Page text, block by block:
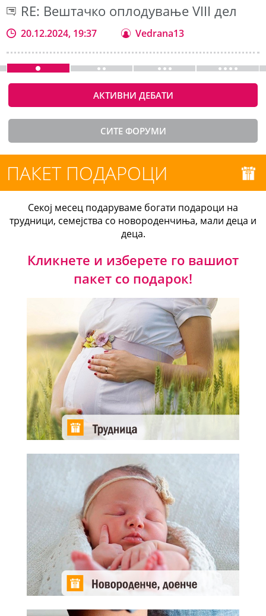
RE: Вештачко оплодување VIII дел
20.12.2024, 19:37 Vedrana13
АКТИВНИ ДЕБАТИ
СИТЕ ФОРУМИ
ПАКЕТ ПОДАРОЦИ
Секој месец подаруваме богати подароци на
трудници, семејства со новороденчиња, мали деца и
деца.
Кликнете и изберете го вашиот
пакет со подарок!